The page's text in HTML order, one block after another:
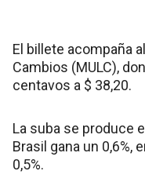
El billete acompaña
Cambios (MULC),
centavos a $ 38,20.
La suba se produce
Brasil gana un 0,6%,
0,5%.